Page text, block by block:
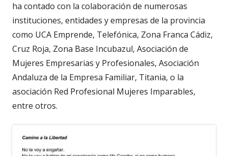
ha contado con la colaboración de numerosas
instituciones, entidades y empresas de la provincia
como UCA Emprende, Telefónica, Zona Franca Cádiz,
Cruz Roja, Zona Base Incubazul, Asociación de
Mujeres Empresarias y Profesionales, Asociación
Andaluza de la Empresa Familiar, Titania, o la
asociación Red Profesional Mujeres Imparables,
entre otros.